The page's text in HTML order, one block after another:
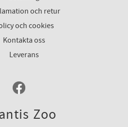
och retur
och cookies
Kontakta oss
Leverans
Zoo